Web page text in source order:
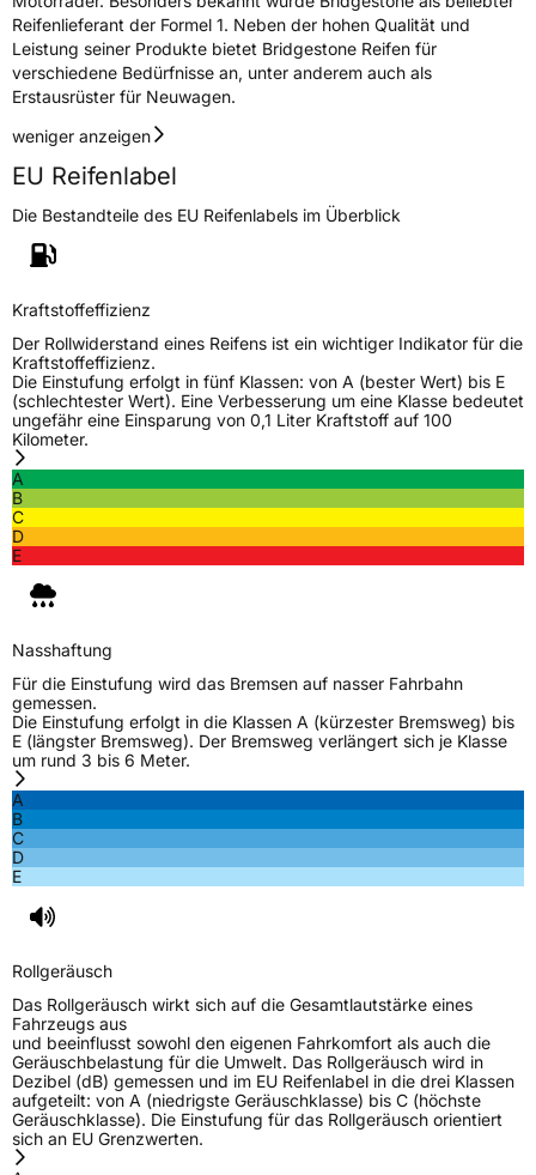
Rollgeräusch (dB)72
FahrzeugklasseC2
3PMSF / Schneeflockensymbol / Alpine-Symbol
Salceto 13/15 00128 Rome Italien,
Reifenlieferant der Formel 1. Neben der hohen Qualität und
Leistung seiner Produkte bietet Bridgestone Reifen für
verschiedene Bedürfnisse an, unter anderem auch als
Erstausrüster für Neuwagen.
weniger anzeigen
EU Reifenlabel
Die Bestandteile des EU Reifenlabels im Überblick
Kraftstoffeffizienz
Der Rollwiderstand eines Reifens ist ein wichtiger Indikator für die
Kraftstoffeffizienz.
Die Einstufung erfolgt in fünf Klassen: von A (bester Wert) bis E
(schlechtester Wert). Eine Verbesserung um eine Klasse bedeutet
ungefähr eine Einsparung von 0,1 Liter Kraftstoff auf 100
Kilometer.
A
B
C
D
E
Nasshaftung
Für die Einstufung wird das Bremsen auf nasser Fahrbahn
gemessen.
Die Einstufung erfolgt in die Klassen A (kürzester Bremsweg) bis
E (längster Bremsweg). Der Bremsweg verlängert sich je Klasse
um rund 3 bis 6 Meter.
A
B
C
D
E
Rollgeräusch
Das Rollgeräusch wirkt sich auf die Gesamtlautstärke eines
Fahrzeugs aus
und beeinflusst sowohl den eigenen Fahrkomfort als auch die
Geräuschbelastung für die Umwelt. Das Rollgeräusch wird in
Dezibel (dB) gemessen und im EU Reifenlabel in die drei Klassen
aufgeteilt: von A (niedrigste Geräuschklasse) bis C (höchste
Geräuschklasse). Die Einstufung für das Rollgeräusch orientiert
sich an EU Grenzwerten.